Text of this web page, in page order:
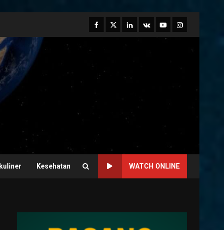
Facebook
TwitterLinkedin
VK YoutubeInstagram
kuliner Kesehatan WATCH ONLINE